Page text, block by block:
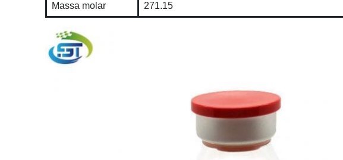
Massa molar 271.15